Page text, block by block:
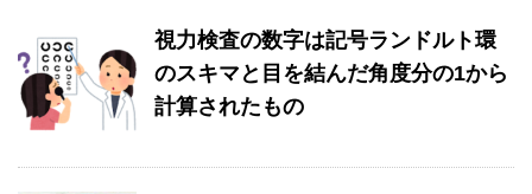
視力検査の数字は記号ランドルト環
のスキマと目を結んだ角度分の1から
計算されたもの